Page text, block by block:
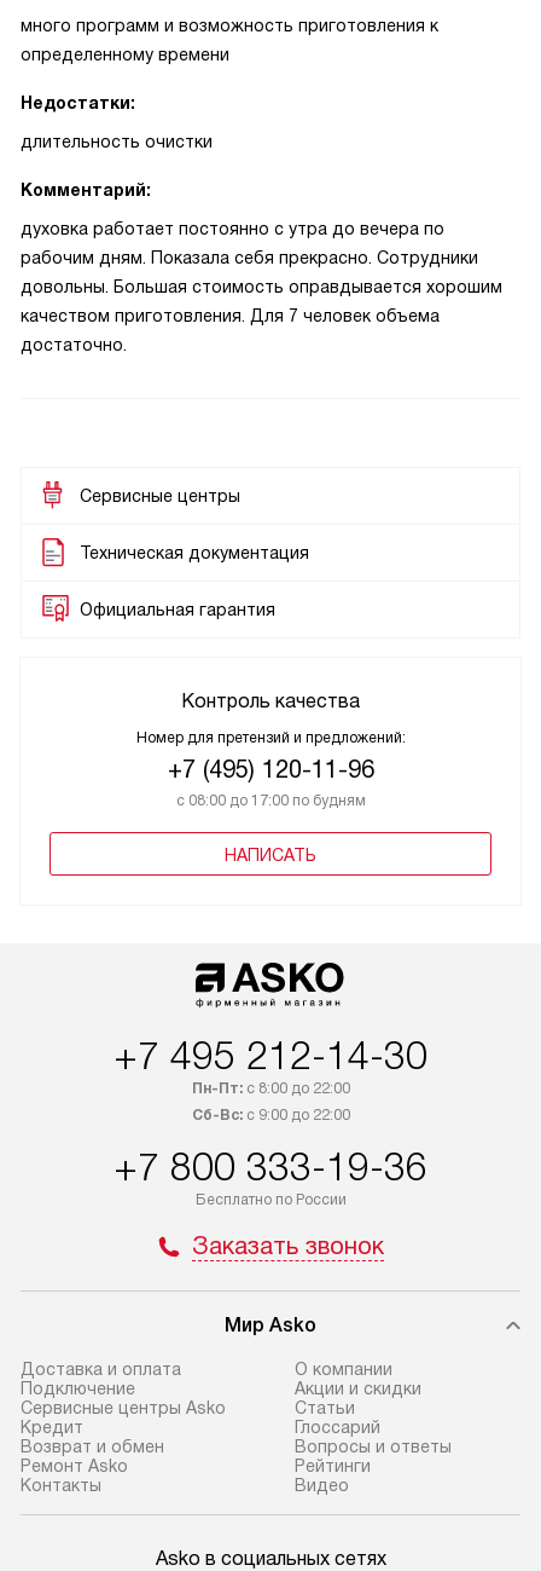
много программ и возможность приготовления к
определенному времени
Недостатки:
длительность очистки
Комментарий:
духовка работает постоянно с утра до вечера по
рабочим дням. Показала себя прекрасно. Сотрудники
довольны. Большая стоимость оправдывается хорошим
качеством приготовления. Для 7 человек объема
достаточно.
Сервисные центры
Техническая документация
Официальная гарантия
Контроль качества
Номер для претензий и предложений:
+7 (495) 120-11-96
с 08:00 до 17:00 по будням
НАПИСАТЬ
+7 495 212-14-30
Пн-Пт:с 8:00 до 22:00
Сб-Вс:с 9:00 до 22:00
+7 800 333-19-36
Бесплатно по России
Заказать звонок
Мир Asko
Доставка и оплата
Подключение
Сервисные центры Asko
Кредит
Возврат и обмен
Ремонт Asko
Контакты
О компании
Акции и скидки
Статьи
Глоссарий
Вопросы и ответы
Рейтинги
Видео
Asko в социальных сетях